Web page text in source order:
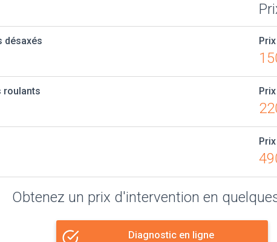
désaxés
roulants
Obtenez un prix d'intervention en
Diagnostic en ligne